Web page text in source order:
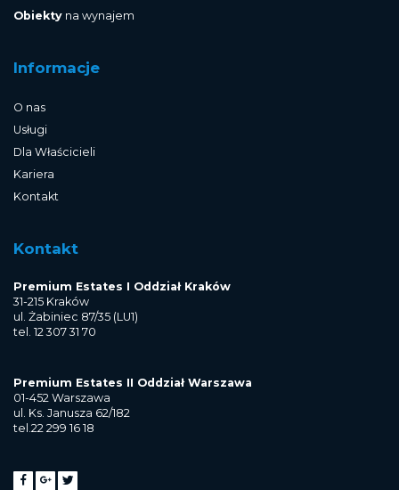
Obiekty na wynajem
Informacje
O nas
Usługi
Dla Właścicieli
Kariera
Kontakt
Kontakt
Premium Estates I Oddział Kraków
31-215 Kraków
ul. Żabiniec 87/35 (LU1)
tel. 12 307 31 70
Premium Estates II Oddział Warszawa
01-452 Warszawa
ul. Ks. Janusza 62/182
tel.22 299 16 18